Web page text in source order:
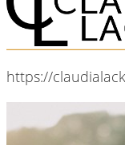
https://